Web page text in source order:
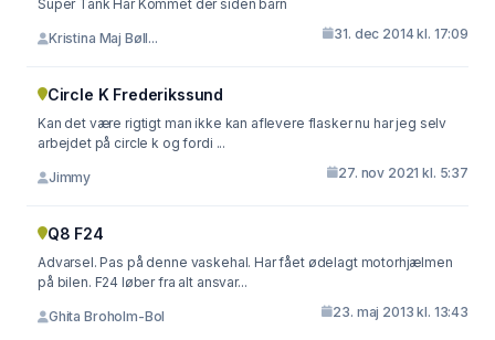
Super Tank Har Kommet der siden barn
Kristina Maj Bøll... 31. dec 2014 kl. 17:09
Circle K Frederikssund
Kan det være rigtigt man ikke kan aflevere flasker nu har jeg selv
arbejdet på circle k og fordi ...
Jimmy 27. nov 2021 kl. 5:37
Q8 F24
Advarsel. Pas på denne vaskehal. Har fået ødelagt motorhjælmen
på bilen. F24 løber fra alt ansvar...
Ghita Broholm-Bol 23. maj 2013 kl. 13:43